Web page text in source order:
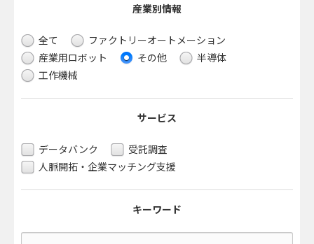
ファクトリーオートメーション
お知らせ
会社情報
産業別情報
全て
ファクトリーオートメーション
産業用ロボット
その他
半導体
工作機械
サービス
データバンク
受託調査
人脈開拓・企業マッチング支援
キーワード